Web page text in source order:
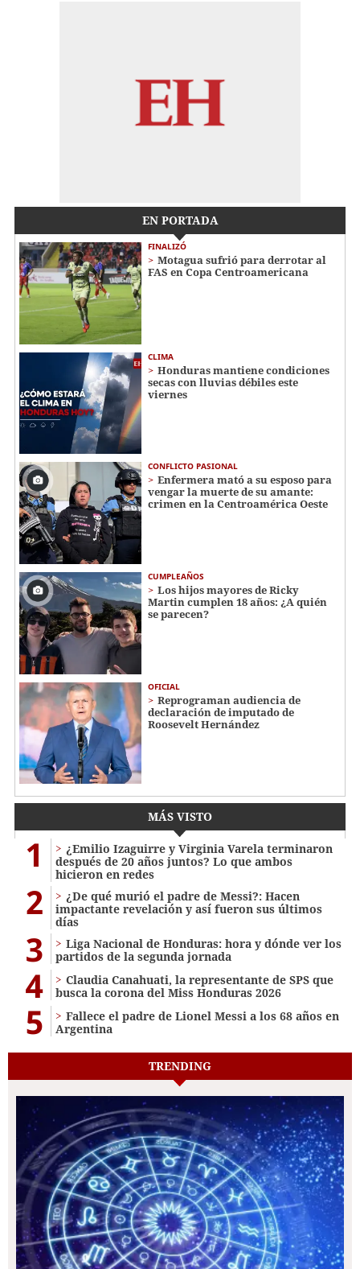
EN PORTADA
FINALIZÓ
Motagua sufrió para derrotar al
FAS en Copa Centroamericana
CLIMA
Honduras mantiene condiciones
secas con lluvias débiles este
viernes
CONFLICTO PASIONAL
Enfermera mató a su esposo para
vengar la muerte de su amante:
crimen en la Centroamérica Oeste
CUMPLEAÑOS
Los hijos mayores de Ricky
Martin cumplen 18 años: ¿A quién
se parecen?
OFICIAL
Reprograman audiencia de
declaración de imputado de
Roosevelt Hernández
MÁS VISTO
1
¿Emilio Izaguirre y Virginia Varela terminaron
después de 20 años juntos? Lo que ambos
hicieron en redes
2
¿De qué murió el padre de Messi?: Hacen
impactante revelación y así fueron sus últimos
días
3
Liga Nacional de Honduras: hora y dónde ver los
partidos de la segunda jornada
4
Claudia Canahuati, la representante de SPS que
busca la corona del Miss Honduras 2026
5
Fallece el padre de Lionel Messi a los 68 años en
Argentina
TRENDING